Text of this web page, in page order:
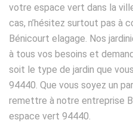
votre espace vert dans la
cas, n’hésitez surtout pas à
Bénicourt elagage. Nos
à tous vos besoins et
soit le type de jardin que
94440. Que vous soyez un
remettre à notre entreprise
espace vert 94440.